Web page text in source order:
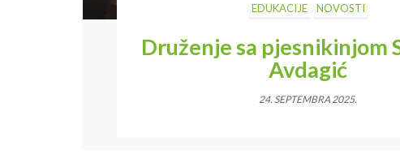
EDUKACIJE NOVOSTI
Druženje sa pjesnikinjom
Avdagić
24. SEPTEMBRA 2025.